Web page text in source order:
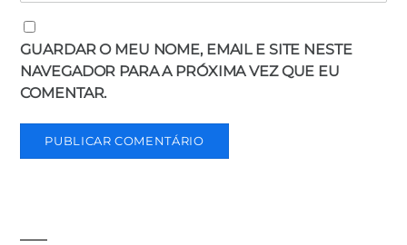
GUARDAR O MEU NOME, EMAIL E SITE NESTE
NAVEGADOR PARA A PRÓXIMA VEZ QUE EU
COMENTAR.